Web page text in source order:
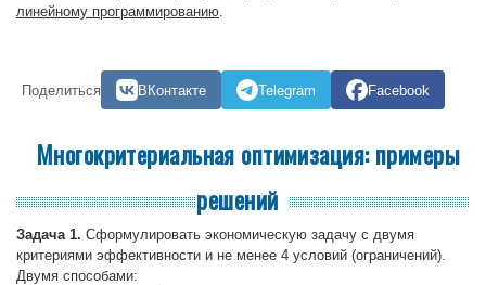
линейному программированию.
Поделиться ВКонтакте Telegram Facebook
Многокритериальная оптимизация: примеры
решений
Задача 1. Сформулировать экономическую задачу с двумя
критериями эффективности и не менее 4 условий (ограничений).
Двумя способами: